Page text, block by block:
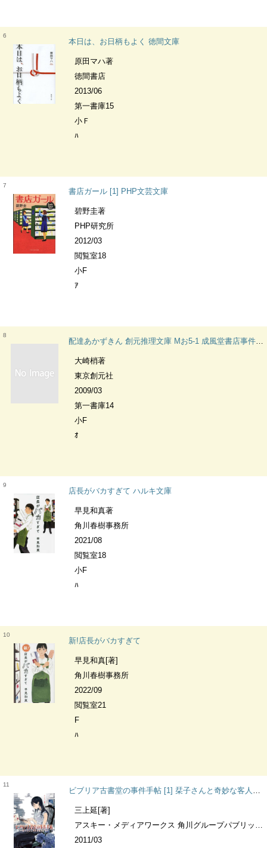
6
本日は、お日柄もよく 徳間文庫
原田マハ著
徳間書店
2013/06
第一書庫15
小Ｆ
ﾊ
7
書店ガール [1] PHP文芸文庫
碧野圭著
PHP研究所
2012/03
閲覧室18
小F
ｱ
8
配達あかずきん 創元推理文庫 Mお5-1 成風堂書店事件メモ
大崎梢著
東京創元社
2009/03
第一書庫14
小F
ｵ
9
店長がバカすぎて ハルキ文庫
早見和真著
角川春樹事務所
2021/08
閲覧室18
小F
ﾊ
10
新!店長がバカすぎて
早見和真[著]
角川春樹事務所
2022/09
閲覧室21
F
ﾊ
11
ビブリア古書堂の事件手帖 [1] 栞子さんと奇妙な客人たち メディアワークス文庫
三上延[著]
アスキー・メディアワークス 角川グループパブリッシング(発売)
2011/03